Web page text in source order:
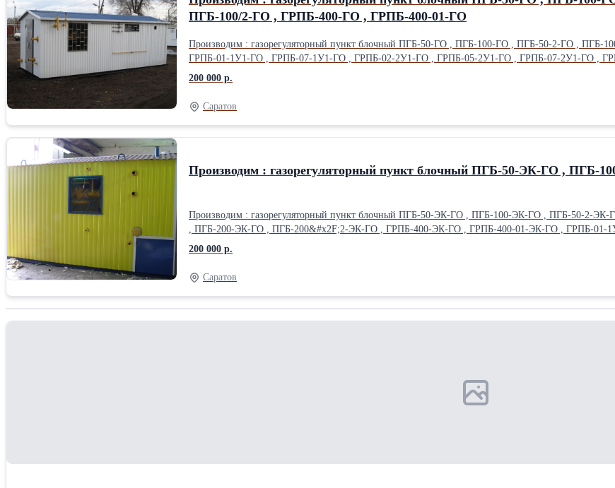
ПГБ-100/2-ГО , ГРПБ-400-ГО , ГРПБ-400-01-ГО
Производим : газорегуляторный пункт блочный ПГБ-50-ГО , ПГБ-100-ГО , ПГБ-50-2-ГО ,
ГРПБ-01-1У1-ГО , ГРПБ-07-1У1-ГО , ГРПБ-02-2У1-ГО , ГРПБ-05-2У1-ГО , ГРПБ-07-2У1-ГО ,
2НВУ1-ГО , ГРПБ-13-2НУ1-ГО , ГРПБ-13-2ВУ1-ГО , ГРПБ-15-1НУ1-ГО , ГРПБ-15-1ВУ1-ГО ,
1НУ1-ГО , ГРПБ-16-1ВУ1-ГО , ГРПБ-16-2НУ1-ГО , ГРПБ-16-2ВУ1-ГО , ГРПБ-16-2НВУ1-ГО . Изготовление по схемам и пожеланиям заказчика. Срок изготовления 3-5
дней. Отгрузка транспортными компаниями : “КИТ” , “Деловые Линии” , ”Энергия” , автотранспортом. Наши контакты: ООО”Газавтомат” 410005 г Саратов ул
200 000 р.
Саратов
Производим : газорегуляторный пункт блочный ПГБ-50-ЭК-ГО ,
Производим : газорегуляторный пункт блочный ПГБ-50-ЭК-ГО , ПГБ-100-ЭК-ГО , ПГБ-50-2-
, ПГБ-200-ЭК-ГО , ПГБ-200&#x2F;2-ЭК-ГО , ГРПБ-400-ЭК-ГО , ГРПБ-400-01-ЭК-ГО , ГРПБ-
ЭК-ГО , ГРПБ-07-2У1-ЭК-ГО , ГРПБ-04-2У1-ЭК-ГО , ГРПБ-13-1НУ1-ЭК-ГО , ГРПБ-13-1ВУ1-
ЭК-ГО , ГРПБ-15-1НУ1-ЭК-ГО , ГРПБ-15-1ВУ1-ЭК-ГО , ГРПБ-15-2НВУ1-ЭК-ГО , ГРПБ-15-
ЭК-ГО , ГРПБ-16-2НУ1-ЭК-ГО , ГРПБ-16-2ВУ1-ЭК-ГО , ГРПБ-16-2НВУ1-ЭК-ГО , ПГБ-50-СГ-
ПГБ-50&#x2F;2-СГ-ЭК-ГО , ПГБ-100&#x2F;2-СГ-ЭК-ГО , ГРПБ-400-СГ-ЭК-ГО , ГРПБ-400-01-
2У1-СГ-ЭК-ГО , ГРПБ-05-2У1-СГ-ЭК-ГО , ГРПБ-07-2У1-СГ-ЭК-ГО , ГРПБ-04-2У1-СГ-ЭК-ГО ,
200 000 р.
Саратов